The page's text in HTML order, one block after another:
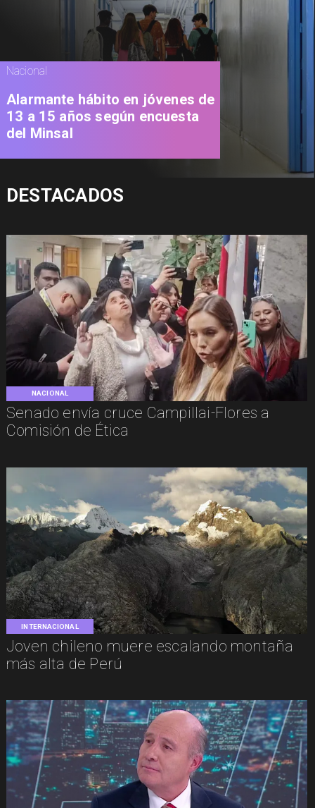
NACIONAL
Senado envía cruce Campillai-Flores a
Comisión de Ética
INTERNACIONAL
Joven chileno muere escalando montaña
más alta de Perú
Nacional
Alarmante hábito en jóvenes de
13 a 15 años según encuesta
del Minsal
DESTACADOS